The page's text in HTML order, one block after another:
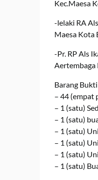
Kec.Maesa
-lelaki RA
Maesa Kota
-Pr. RP Als
Aertembaga
Barang
– 44 (empat
– 1 (satu)
– 1 (satu)
– 1 (satu)
– ⁠1 (satu)
– ⁠1 (satu)
– 1 (satu)